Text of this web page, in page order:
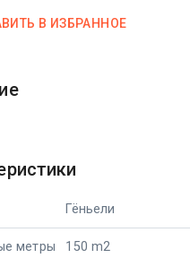
В ИЗБРАННОЕ
Гёньели
метры 150 m2